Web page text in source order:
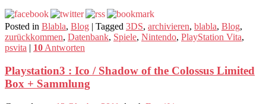
Posted in Blabla, Blog | Tagged 3DS, archivieren, blabla, Blog,
zurückkommen, Datenbank, Spiele, Nintendo, PlayStation Vita,
psvita | 10 Antworten
Playstation3 : Ico / Shadow of the Colossus Limited
Box + Sammlung